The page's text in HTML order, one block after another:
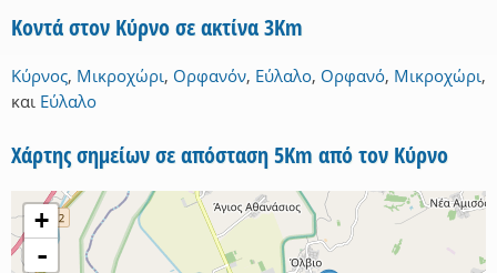
Κοντά στον Κύρνο σε ακτίνα 3Km
Κύρνος, Μικροχώρι, Ορφανόν, Εύλαλο, Ορφανό, Μικροχώρι,
και Εύλαλο
Χάρτης σημείων σε απόσταση 5Km από τον Κύρνο
+
-